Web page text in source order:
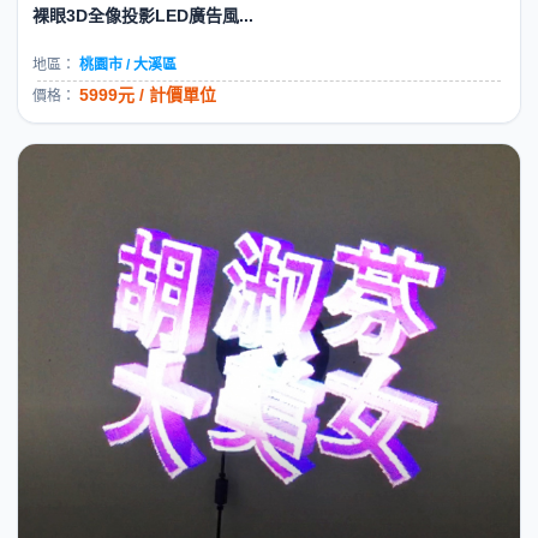
裸眼3D全像投影LED廣告風...
地區： 桃園市 / 大溪區
價格： 5999元 / 計價單位